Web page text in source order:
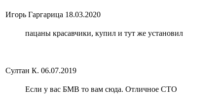
Игорь Гаргарица 18.03.2020
пацаны красавчики, купил и тут же установил
Султан К. 06.07.2019
Если у вас БМВ то вам сюда. Отличное СТО